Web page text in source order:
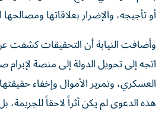
أو تأجيجه، والإضرار بعلاقاتها
وأضافت النيابة أن التحقيقات كشفت
اتجه إلى تحويل الدولة إلى منصة لإبرام
العسكري، وتمرير الأموال وإخفاء
هذه الدعوى لم يكن أثراً لاحقاً للجريمة،